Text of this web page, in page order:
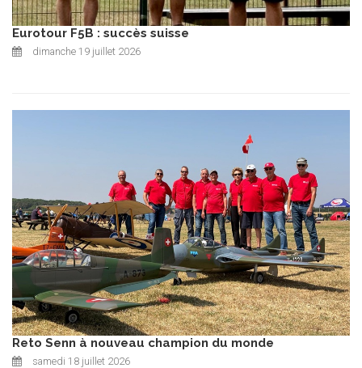
Eurotour F5B : succès suisse
dimanche 19 juillet 2026
Reto Senn à nouveau champion du monde
samedi 18 juillet 2026